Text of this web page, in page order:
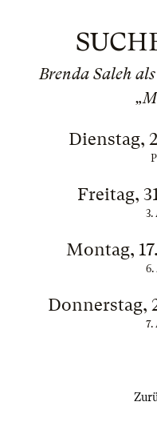
Brenda Saleh
Dienstag,
Freitag,
3.
Montag,
6.
Donnerstag,
7.